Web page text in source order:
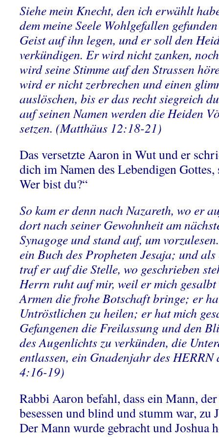
Siehe mein Knecht, den ich erwählt
dem meine Seele Wohlgefallen
Geist auf ihn legen, und er soll den
verkündigen. Er wird nicht zanken,
wird seine Stimme auf den Strassen
wird er nicht zerbrechen und einen
auslöschen, bis er das recht siegreich
auf seinen Namen werden die Heiden
setzen. (Matthäus 12:18-21)
Das versetzte Aaron in Wut und er
dich im Namen des Lebendigen
Wer bist du?“
So kam er denn nach Nazareth, wo er
dort nach seiner Gewohnheit am
Synagoge und stand auf, um
ein Buch des Propheten Jesaja; und
traf er auf die Stelle, wo geschrieben
Herrn ruht auf mir, weil er mich
Armen die frohe Botschaft bringe; er
Untröstlichen zu heilen; er hat mich
Gefangenen die Freilassung und den
des Augenlichts zu verkünden, die
entlassen, ein Gnadenjahr des HERRN
4:16-19)
Rabbi Aaron befahl, dass ein Mann,
besessen und blind und stumm war, zu
Der Mann wurde gebracht und Joshua